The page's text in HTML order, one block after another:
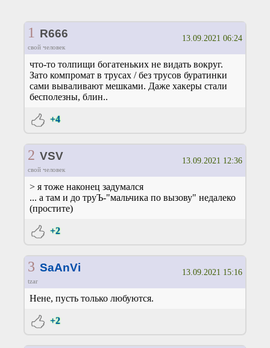
1 R666
свой человек
13.09.2021 06:24
что-то толпищи богатеньких не видать вокруг.
Зато компромат в трусах / без трусов буратинки
сами вываливают мешками. Даже хакеры стали
бесполезны, блин..
+4
2 VSV
свой человек
13.09.2021 12:36
> я тоже наконец задумался
... а там и до труЪ-"мальчика по вызову" недалеко
(простите)
+2
3 SaAnVi
tzar
13.09.2021 15:16
Нене, пусть только любуются.
+2